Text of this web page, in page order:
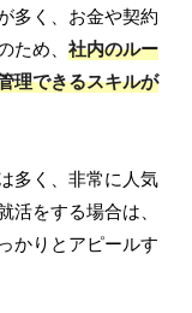
多く、お金や契約
め、 社内のルー
理できるスキルが
多く、非常に人気
をする場合は、
かりとアピールす